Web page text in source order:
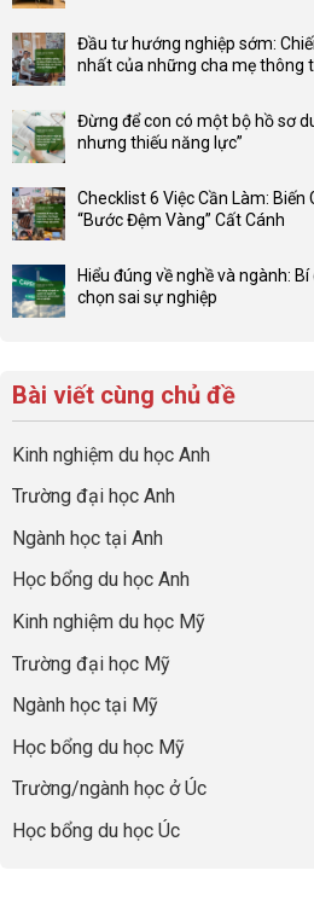
bình
luận
Lợi
thế
sức
mạnh
network
gia
đình
sự
nghiệp
Đầu tư hướng nghiệp sớm:
nhất của những cha mẹ thông
bình
luận
Đầu
tư
sớm:
Chiến
hiệu
quả
của
cha
thông
Đừng để con có một bộ hồ sơ
nhưng thiếu năng lực”
bình
luận
Đừng
để
con
hồ
sơ
du
học
“Dày
hoạt
động
nhưng
thiếu
năng
lực”
Checklist 6 Việc Cần Làm: Biến
“Bước Đệm Vàng” Cất Cánh
bình
luận
Việc
Biến
Đoạn
Visa
“Bước
Vàng”
Cất
Cánh
Hiểu đúng về nghề và ngành:
chọn sai sự nghiệp
luận
ở
Hiểu
đúng
về
nghề
và
ngành:
Bí
quyết
không
giờ
chọn
sự
Bài viết cùng chủ đề
Kinh nghiệm du học Anh
Trường đại học Anh
Ngành học tại Anh
Học bổng du học Anh
Kinh nghiệm du học Mỹ
Trường đại học Mỹ
Ngành học tại Mỹ
Học bổng du học Mỹ
Trường/ngành học ở Úc
Học bổng du học Úc